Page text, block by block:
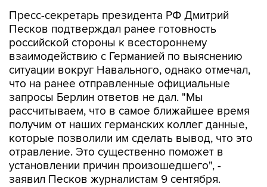
Пресс-секретарь президента РФ Дмитрий
Песков подтверждал ранее готовность
российской стороны к всестороннему
взаимодействию с Германией по выяснению
ситуации вокруг Навального, однако отмечал,
что на ранее отправленные официальные
запросы Берлин ответов не дал. "Мы
рассчитываем, что в самое ближайшее время
получим от наших германских коллег данные,
которые позволили им сделать вывод, что это
отравление. Это существенно поможет в
установлении причин произошедшего", -
заявил Песков журналистам 9 сентября.